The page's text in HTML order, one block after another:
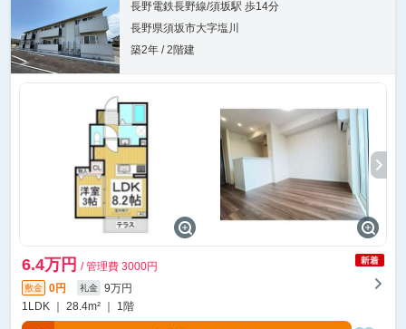
長野電鉄長野線/須坂駅 歩14分
長野県須坂市大字塩川
築2年 / 2階建
6.4万円 / 管理費 3000円
敷金 0円 礼金
9万円
1LDK ｜ 28.4m² ｜ 1階